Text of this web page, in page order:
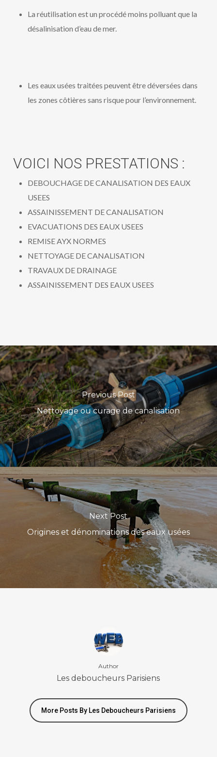
La réutilisation est un procédé moins polluant que la
désalinisation d’eau de mer.
Les eaux usées traitées peuvent être déversées dans
les zones côtières sans risque pour l’environnement.
VOICI NOS PRESTATIONS :
DEBOUCHAGE DE CANALISATION DES EAUX
USEES
ASSAINISSEMENT DE CANALISATION
EVACUATIONS DES EAUX USEES
REMISE AYX NORMES
NETTOYAGE DE CANALISATION
TRAVAUX DE DRAINAGE
ASSAINISSEMENT DES EAUX USEES
Previous Post
Nettoyage ou curage de canalisation
Next Post
Origines et dénominations des eaux usées
Author
Les deboucheurs Parisiens
More Posts By Les Deboucheurs Parisiens